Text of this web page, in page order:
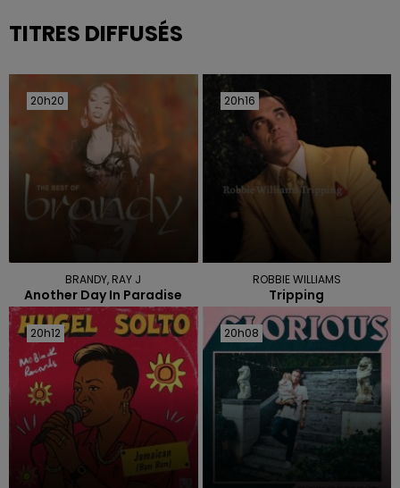
TITRES DIFFUSÉS
20h20
20h20
BRANDY, RAY J
Another Day In Paradise
20h16
20h16
ROBBIE WILLIAMS
Tripping
20h12
20h12 20h08
20h08